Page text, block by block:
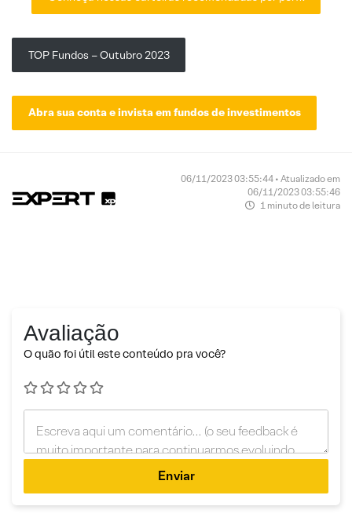
TOP Fundos – Outubro 2023
Abra sua conta e invista em fundos de investimentos
06/11/2023 03:55:44 • Atualizado em
06/11/2023 03:55:46
1 minuto de leitura
Avaliação
O quão foi útil este conteúdo pra você?
Enviar